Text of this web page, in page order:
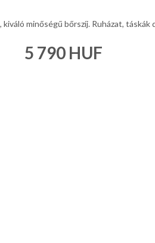
kiváló minőségű bőrszíj. Ruházat, táskák
5 790 HUF